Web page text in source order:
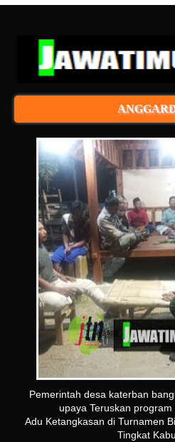
Pemerintah desa katerban
upaya Teruskan
Adu Ketangkasan di Turnamen
Tingkat